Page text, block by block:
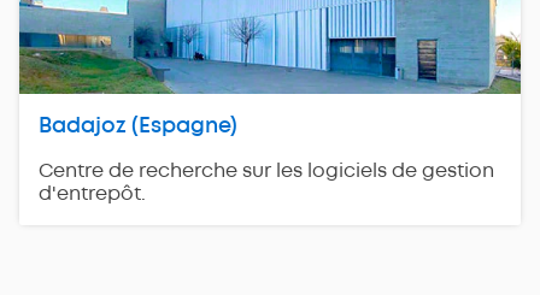
Centre de recherche sur les logiciels de gestion
d'entrepôt.
Badajoz (Espagne)